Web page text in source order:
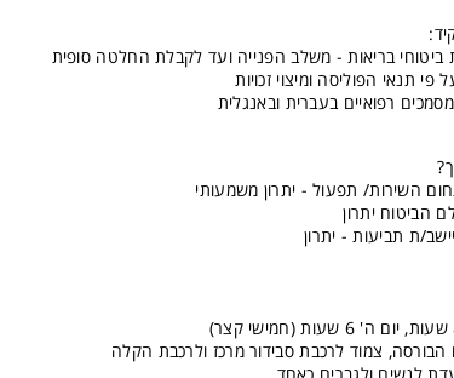
ביטוחי בריאות - משלב הפנייה ועד לקבלת החלטה סופית
פי תנאי הפוליסה ומיצוי זכויות
רפואיים בעברית ובאנגלית
השירות/ תפעול - יתרון משמעותי
הביטוח יתרון
ת תביעות - יתרון
צמוד לרכבת סבידור מרכז ולרכבת הקלה